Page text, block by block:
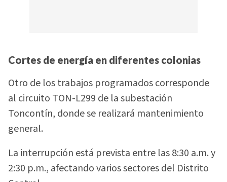
Cortes de energía en diferentes colonias
Otro de los trabajos programados corresponde
al circuito TON-L299 de la subestación
Toncontín, donde se realizará mantenimiento
general.
La interrupción está prevista entre las 8:30 a.m. y
2:30 p.m., afectando varios sectores del Distrito